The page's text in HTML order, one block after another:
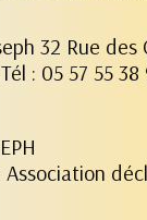
32 Rue des
: 05 57 55 38